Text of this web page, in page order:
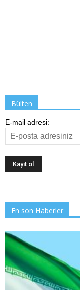
Bülten
E-mail adresi:
En son Haberler